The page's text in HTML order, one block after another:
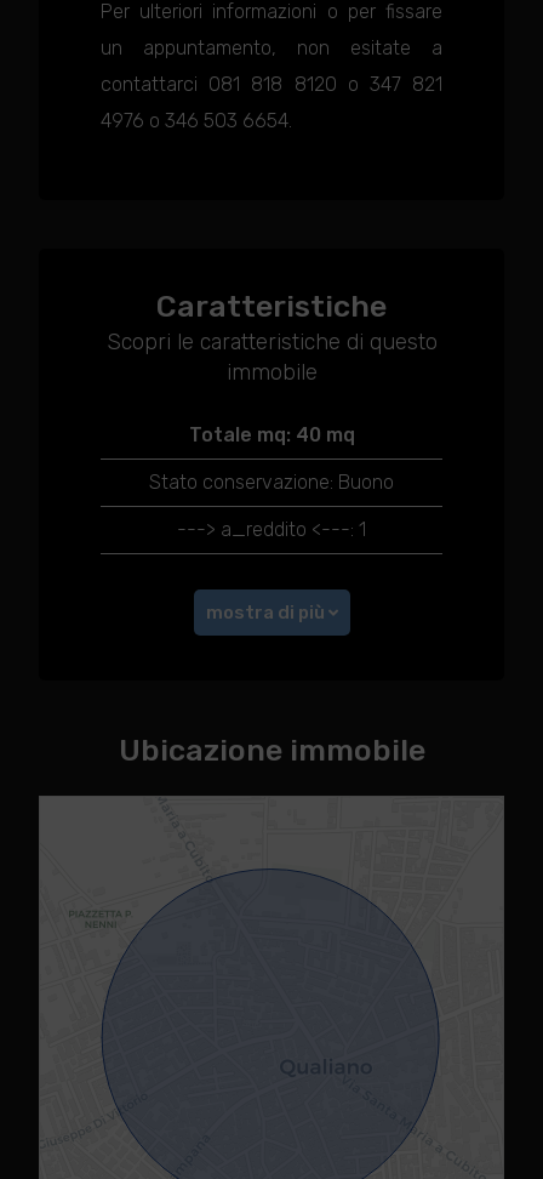
Per ulteriori informazioni o per fissare
un appuntamento, non esitate a
contattarci 081 818 8120 o 347 821
4976 o 346 503 6654.
Caratteristiche
Scopri le caratteristiche di questo
immobile
Totale mq: 40 mq
Stato conservazione: Buono
---> a_reddito <---: 1
mostra di più
Ubicazione immobile